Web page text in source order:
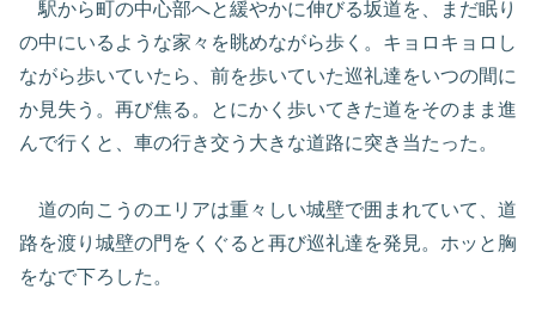
駅から町の中心部へと緩やかに伸びる坂道を、まだ眠り
の中にいるような家々を眺めながら歩く。キョロキョロし
ながら歩いていたら、前を歩いていた巡礼達をいつの間に
か見失う。再び焦る。とにかく歩いてきた道をそのまま進
んで行くと、車の行き交う大きな道路に突き当たった。
道の向こうのエリアは重々しい城壁で囲まれていて、道
路を渡り城壁の門をくぐると再び巡礼達を発見。ホッと胸
をなで下ろした。